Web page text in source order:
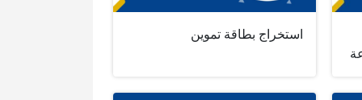
استخراج بطاقة تموين